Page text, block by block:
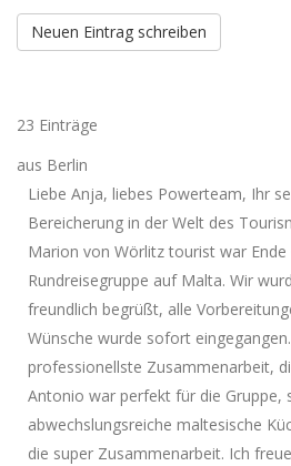
23 Einträge
aus Berlin
Liebe Anja, liebes Powerteam, Ihr
Bereicherung in der Welt des
Marion von Wörlitz tourist war
Rundreisegruppe auf Malta. Wir
freundlich begrüßt, alle
Wünsche wurde sofort
professionellste Zusammenarbeit,
Antonio war perfekt für die Gruppe,
abwechslungsreiche maltesische
die super Zusammenarbeit. Ich